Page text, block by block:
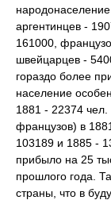
аргентинцев -
161000,
швейцарцев -
гораздо более
население
1881 - 22374
французов) в
103189 и 1885 -
прибыло на 25
прошлого года.
страны, что в